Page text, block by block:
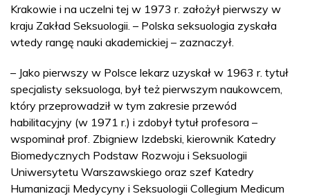
Krakowie i na uczelni tej w 1973 r. założył pierwszy w
kraju Zakład Seksuologii. – Polska seksuologia zyskała
wtedy rangę nauki akademickiej – zaznaczył.
– Jako pierwszy w Polsce lekarz uzyskał w 1963 r. tytuł
specjalisty seksuologa, był też pierwszym naukowcem,
który przeprowadził w tym zakresie przewód
habilitacyjny (w 1971 r.) i zdobył tytuł profesora –
wspominał prof. Zbigniew Izdebski, kierownik Katedry
Biomedycznych Podstaw Rozwoju i Seksuologii
Uniwersytetu Warszawskiego oraz szef Katedry
Humanizacji Medycyny i Seksuologii Collegium Medicum